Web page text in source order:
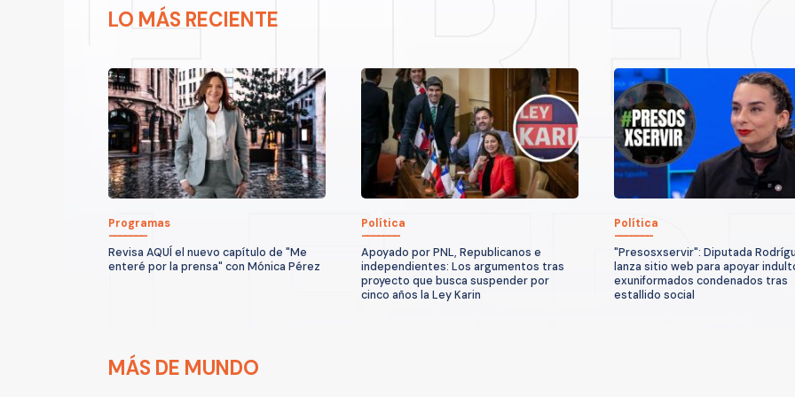
LO MÁS RECIENTE
Programas
Revisa AQUÍ el nuevo capítulo de "Me
enteré por la prensa" con Mónica Pérez
Política
Apoyado por PNL, Republicanos e
independientes: Los argumentos tras
proyecto que busca suspender por
cinco años la Ley Karin
Política
"Presosxservir": Diputada
lanza sitio web para apoyar
exuniformados condenados tras
estallido social
MÁS DE MUNDO